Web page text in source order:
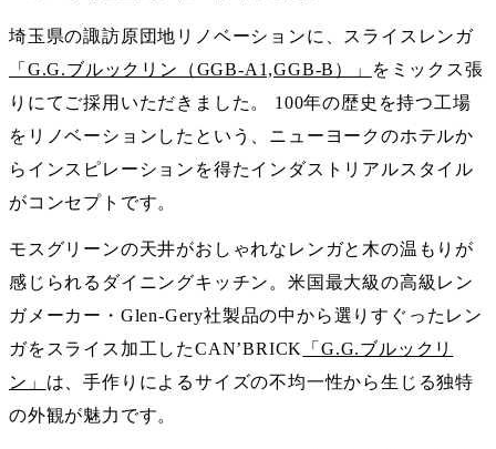
埼玉県の諏訪原団地リノベーションに、スライスレンガ
「G.G.ブルックリン（GGB-A1,GGB-B）」
をミックス張
りにてご採用いただきました。 100年の歴史を持つ工場
をリノベーションしたという、ニューヨークのホテルか
らインスピレーションを得たインダストリアルスタイル
がコンセプトです。
モスグリーンの天井がおしゃれなレンガと木の温もりが
感じられるダイニングキッチン。米国最大級の高級レン
ガメーカー・Glen-Gery社製品の中から選りすぐったレン
ガをスライス加工したCAN’BRICK
「G.G.ブルックリ
ン」 は、手作りによるサイズの不均一性から生じる独特
の外観が魅力です。